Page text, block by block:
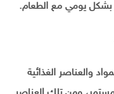
بشكل يومي مع الطعام.
والعناصر الغذائية